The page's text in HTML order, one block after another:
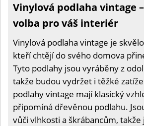
Vinylová podlaha vintage
volba pro váš interiér
Vinylová podlaha vintage je
kteří chtějí do svého domova
Tyto podlahy jsou vyráběny z
takže budou vydržet i těžké
podlahy vintage mají klasický
připomíná dřevěnou podlahu.
vůči vlhkosti a škrábancům,